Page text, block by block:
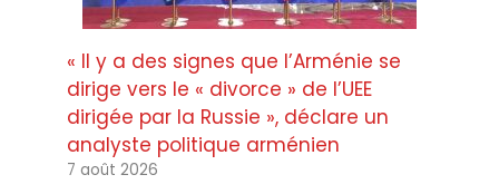
« Il y a des signes que l’Arménie se
dirige vers le « divorce » de l’UEE
dirigée par la Russie », déclare un
analyste politique arménien
7 août 2026